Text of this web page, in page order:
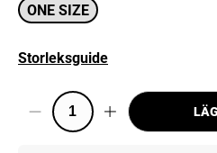
ONE SIZE
Storleksguide